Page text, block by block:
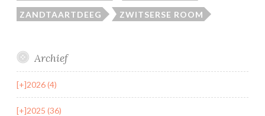
ZANDTAARTDEEG ZWITSERSE ROOM
Archief
[+]2026 (4)
[+]2025 (36)